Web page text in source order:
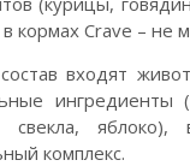
кормах Crave – не
входят
ингредиенты
свекла, яблоко),
комплекс.